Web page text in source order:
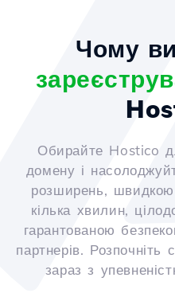
Чому
Обирайте Hostico
домену і
розширень, швидкою
кілька хвилин,
гарантованою
партнерів. Розпочніть
зараз з